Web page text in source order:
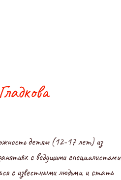
детям (12-17 лет) из
с ведущими специалистами
с известными людьми и стать